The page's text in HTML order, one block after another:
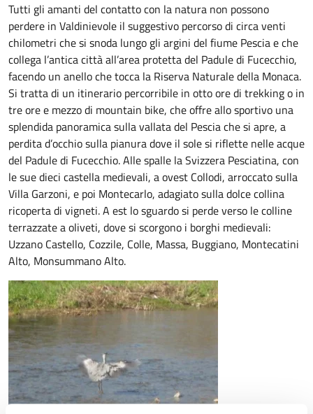
Tutti gli amanti del contatto con la natura non possono
perdere in Valdinievole il suggestivo percorso di circa venti
chilometri che si snoda lungo gli argini del fiume Pescia e che
collega l’antica città all’area protetta del Padule di Fucecchio,
facendo un anello che tocca la Riserva Naturale della Monaca.
Si tratta di un itinerario percorribile in otto ore di trekking o in
tre ore e mezzo di mountain bike, che offre allo sportivo una
splendida panoramica sulla vallata del Pescia che si apre, a
perdita d’occhio sulla pianura dove il sole si riflette nelle acque
del Padule di Fucecchio. Alle spalle la Svizzera Pesciatina, con
le sue dieci castella medievali, a ovest Collodi, arroccato sulla
Villa Garzoni, e poi Montecarlo, adagiato sulla dolce collina
ricoperta di vigneti. A est lo sguardo si perde verso le colline
terrazzate a oliveti, dove si scorgono i borghi medievali:
Uzzano Castello, Cozzile, Colle, Massa, Buggiano, Montecatini
Alto, Monsummano Alto.